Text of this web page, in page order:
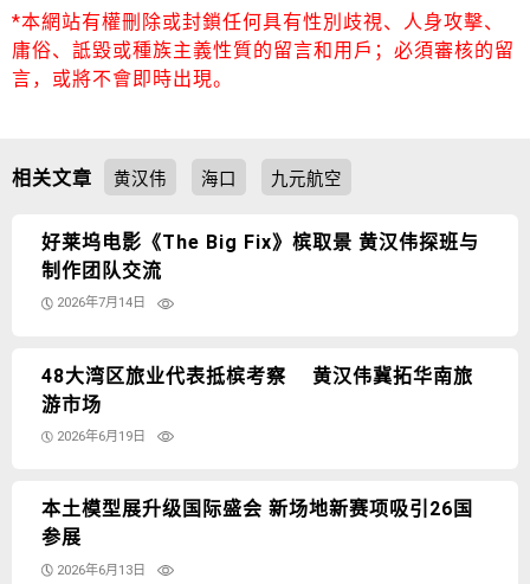
*本網站有權刪除或封鎖任何具有性別歧視、人身攻擊、
庸俗、詆毀或種族主義性質的留言和用戶；必須審核的留
言，或將不會即時出現。
相关文章 黄汉伟 海口 九元航空
好莱坞电影《The Big Fix》槟取景 黄汉伟探班与
制作团队交流
2026年7月14日
48大湾区旅业代表抵槟考察 黄汉伟冀拓华南旅
游市场
2026年6月19日
本土模型展升级国际盛会 新场地新赛项吸引26国
参展
2026年6月13日